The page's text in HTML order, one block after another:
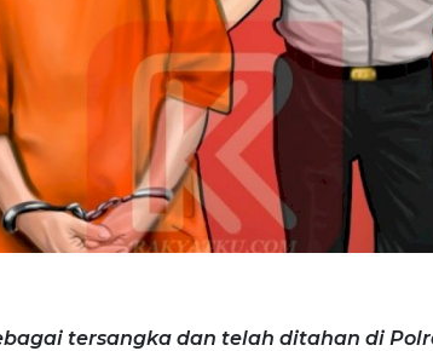
tersangka dan telah ditahan di